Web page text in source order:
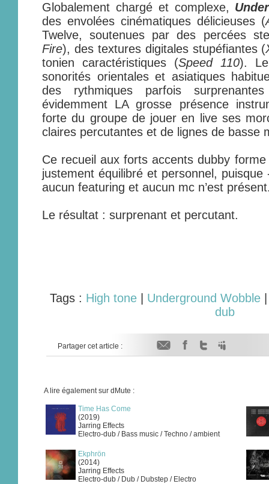
Globalement chargé et complexe,
des envolées cinématiques délicieuses (
Twelve, soutenues par des percées
Fire), des textures digitales stupéfiantes (
tonien caractéristiques (Speed 110).
sonorités orientales et asiatiques
des rythmiques parfois
évidemment LA grosse présence
forte du groupe de jouer en live ses
claires percutantes et de lignes de basse
Ce recueil aux forts accents dubby
justement équilibré et personnel,
aucun featuring et aucun mc n’est
Le résultat : surprenant et percutant.
Tags : High tone| Underground Wobble
dub
Partager cet article :
A lire également sur dMute :
Time Has Come
(2019)
Jarring Effects
Electro-dub / Bass music / Techno / ambient
Ekphrön
(2014)
Jarring Effects
Electro-dub / Dub / Dubstep / Electro